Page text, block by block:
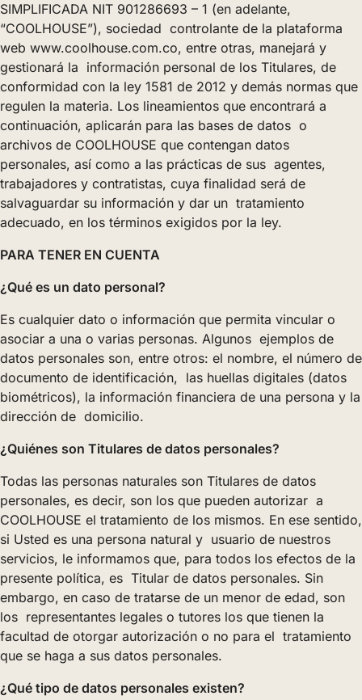
SIMPLIFICADA NIT 901286693 – 1 (en adelante,
“COOLHOUSE”), sociedad controlante de la plataforma
web www.coolhouse.com.co, entre otras, manejará y
gestionará la información personal de los Titulares, de
conformidad con la ley 1581 de 2012 y demás normas que
regulen la materia. Los lineamientos que encontrará a
continuación, aplicarán para las bases de datos o
archivos de COOLHOUSE que contengan datos
personales, así como a las prácticas de sus agentes,
trabajadores y contratistas, cuya finalidad será de
salvaguardar su información y dar un tratamiento
adecuado, en los términos exigidos por la ley.
PARA TENER EN CUENTA
¿Qué es un dato personal?
Es cualquier dato o información que permita vincular o
asociar a una o varias personas. Algunos ejemplos de
datos personales son, entre otros: el nombre, el número de
documento de identificación, las huellas digitales (datos
biométricos), la información financiera de una persona y la
dirección de domicilio.
¿Quiénes son Titulares de datos personales?
Todas las personas naturales son Titulares de datos
personales, es decir, son los que pueden autorizar a
COOLHOUSE el tratamiento de los mismos. En ese sentido,
si Usted es una persona natural y usuario de nuestros
servicios, le informamos que, para todos los efectos de la
presente política, es Titular de datos personales. Sin
embargo, en caso de tratarse de un menor de edad, son
los representantes legales o tutores los que tienen la
facultad de otorgar autorización o no para el tratamiento
que se haga a sus datos personales.
¿Qué tipo de datos personales existen?